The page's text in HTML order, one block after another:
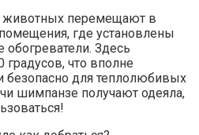
животных перемещают в
где установлены
обогреватели. Здесь
градусов, что вполне
безопасно для теплолюбивых
шимпанзе получают одеяла,